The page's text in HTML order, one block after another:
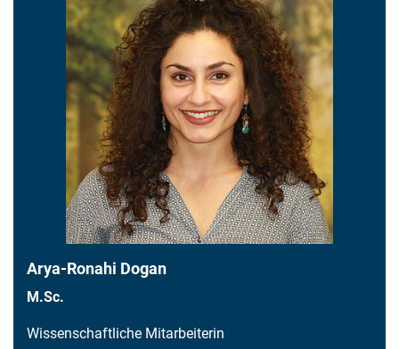
Arya-Ronahi Dogan
M.Sc.
Wissenschaftliche Mitarbeiterin